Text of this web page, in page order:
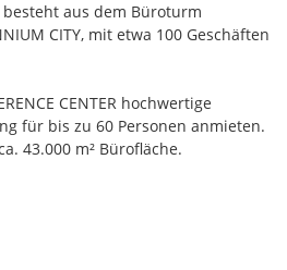
besteht aus dem Büroturm
CITY, mit etwa 100 Geschäften
CENTER hochwertige
für bis zu 60 Personen anmieten.
43.000 m² Bürofläche.